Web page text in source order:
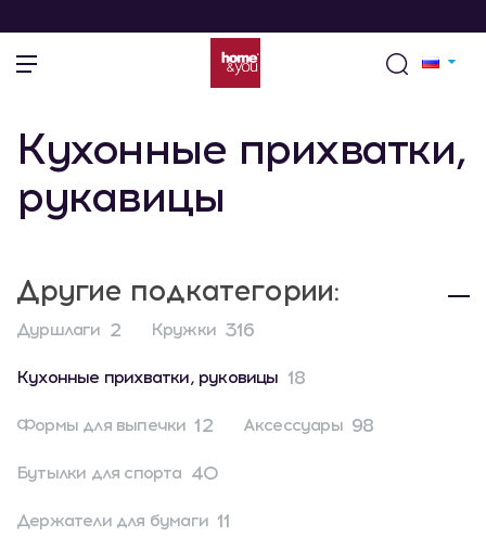
Кухонные прихватки,
рукавицы
Другие подкатегории:
Дуршлаги 2 Кружки 316
Кухонные прихватки, руковицы 18
Формы для выпечки 12 Аксессуары 98
Бутылки для спорта 40
Держатели для бумаги 11